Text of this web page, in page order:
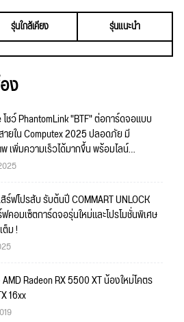
รุ่นใกล้เคียง รุ่นแนะนำ
ง
ชว์ PhantomLink "BTF" ต่อการ์ดจอแบบ
ใน Computex 2025 ปลอดภัย มี
เพิ่มความเร็วได้มากขึ้น พร้อมไลน์
ะการ์ดจอรุ่นใหม่
ร์ฟโปรสับ รับต้นปี COMMART UNLOCK
คอมเซ็ตการ์ดจอรุ่นใหม่และโปรโมชั่นพิเศษ
ม !
Radeon RX 5500 XT น้องใหม่โคตร
16xx